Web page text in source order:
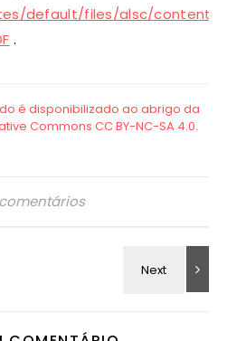
default/files/alsc/content/
.